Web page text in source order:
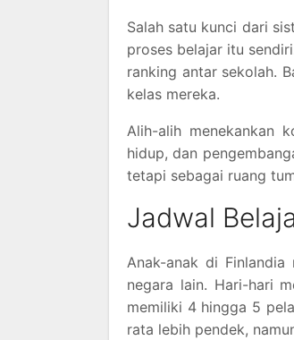
Salah satu kunci dari
proses belajar itu
ranking antar sekolah.
kelas mereka.
Alih-alih menekankan
hidup, dan
tetapi sebagai ruang
Jadwal
Anak-anak di
negara lain. Hari-hari
memiliki 4 hingga 5
rata lebih pendek,